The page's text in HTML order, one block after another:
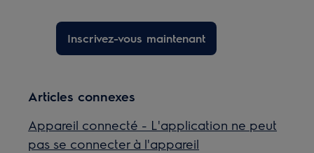
Inscrivez-vous maintenant
Articles connexes
Appareil connecté - L'application ne peut
pas se connecter à l'appareil